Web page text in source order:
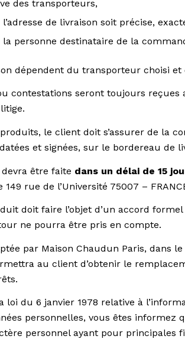
des transporteurs,
de livraison soit précise,
personne destinataire de la
dépendent du transporteur choisi et
contestations seront toujours
le client doit s’assurer de la
et signées, sur le bordereau de
être faite dans un délai de 15
149 rue de l’Université 75007 –
doit faire l’objet d’un accord
ne pourra être pris en compte.
par Maison Chaudun Paris, dans
au client d’obtenir le
loi du 6 janvier 1978 relative à
personnelles, vous êtes
personnel ayant pour principales